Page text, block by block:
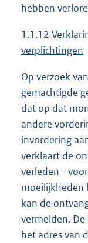
hebben
1.1.12
verplichtingen
Op verzoek
gemachtigde
dat op dat
andere
invordering
verklaart de
verleden -
moeilijkheden
kan de
vermelden.
het adres van